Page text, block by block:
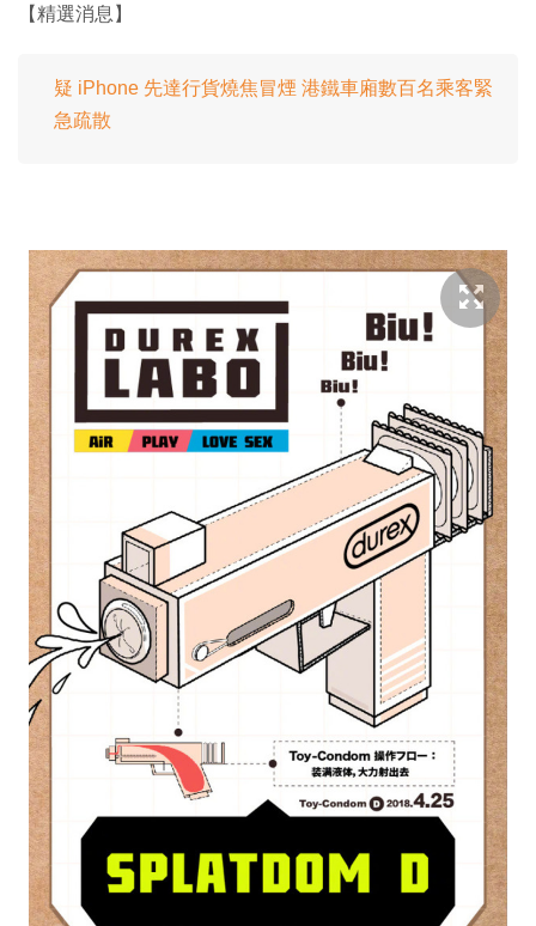
【精選消息】
疑 iPhone 先達行貨燒焦冒煙 港鐵車廂數百名乘客緊
急疏散